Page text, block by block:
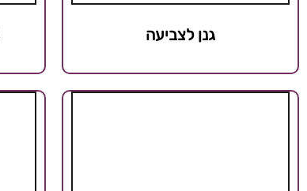
גנן לצביעה